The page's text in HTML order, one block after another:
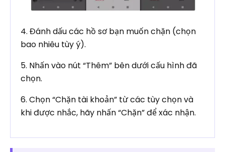
4. Đánh dấu các hồ sơ bạn muốn chặn (chọn
bao nhiêu tùy ý).
5. Nhấn vào nút “Thêm” bên dưới cấu hình đã
chọn.
6. Chọn “Chặn tài khoản” từ các tùy chọn và
khi được nhắc, hãy nhấn “Chặn” để xác nhận.